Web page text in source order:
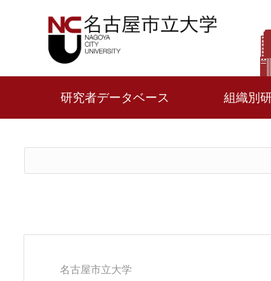
研究者データベース 組織別
名古屋市立大学